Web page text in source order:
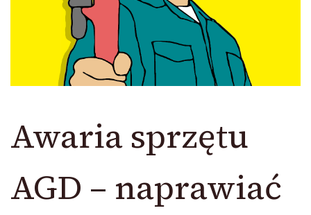
Awaria sprzętu
AGD – naprawiać